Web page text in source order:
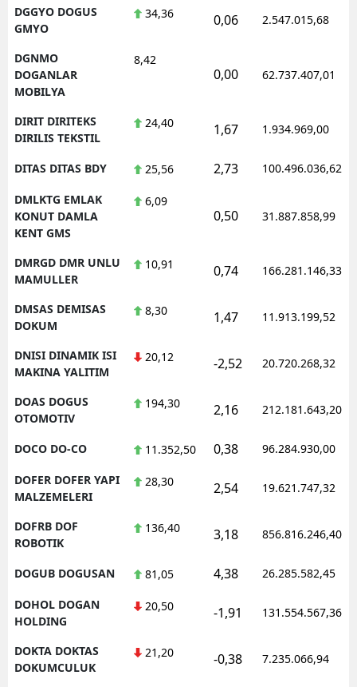
DGGYO DOGUS
GMYO
34,36 0,06 2.547.015,68
DGNMO
DOGANLAR
MOBILYA
8,42
0,00 62.737.407,01
DIRIT DIRITEKS
DIRILIS TEKSTIL
24,40 1,67 1.934.969,00
DITAS DITAS BDY 25,56 2,73 100.496.036,62
DMLKTG EMLAK
KONUT DAMLA
KENT GMS
6,09
0,50 31.887.858,99
DMRGD DMR UNLU
MAMULLER
10,91 0,74 166.281.146,33
DMSAS DEMISAS
DOKUM
8,30 1,47 11.913.199,52
DNISI DINAMIK ISI
MAKINA YALITIM
20,12 -2,52 20.720.268,32
DOAS DOGUS
OTOMOTIV
194,30 2,16 212.181.643,20
DOCO DO-CO 11.352,50 0,38 96.284.930,00
DOFER DOFER YAPI
MALZEMELERI
28,30 2,54 19.621.747,32
DOFRB DOF
ROBOTIK
136,40 3,18 856.816.246,40
DOGUB DOGUSAN 81,05 4,38 26.285.582,45
DOHOL DOGAN
HOLDING
20,50 -1,91 131.554.567,36
DOKTA DOKTAS
DOKUMCULUK
21,20 -0,38 7.235.066,94